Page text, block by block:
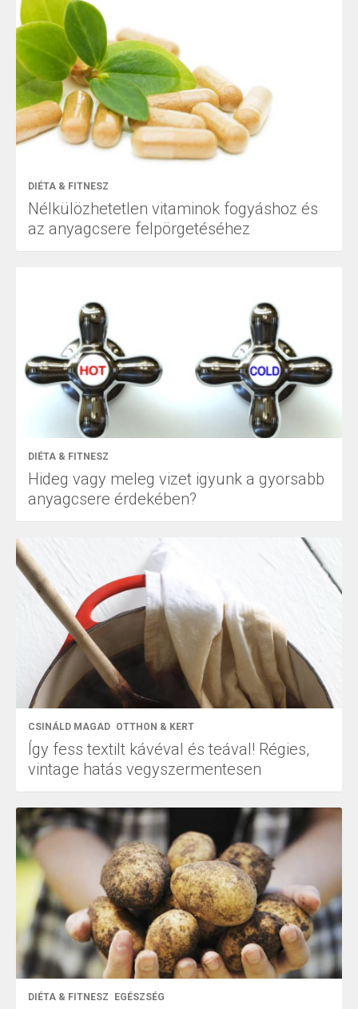
DIÉTA & FITNESZ
Nélkülözhetetlen vitaminok fogyáshoz és
az anyagcsere felpörgetéséhez
DIÉTA & FITNESZ
Hideg vagy meleg vizet igyunk a gyorsabb
anyagcsere érdekében?
CSINÁLD MAGAD OTTHON & KERT
Így fess textilt kávéval és teával! Régies,
vintage hatás vegyszermentesen
DIÉTA & FITNESZ EGÉSZSÉG